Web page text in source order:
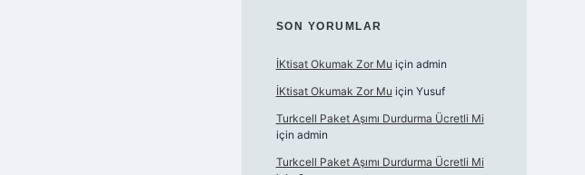
SON YORUMLAR
İKtisat Okumak Zor Mu için admin
İKtisat Okumak Zor Mu için Yusuf
Turkcell Paket Aşımı Durdurma Ücretli Mi
için admin
Turkcell Paket Aşımı Durdurma Ücretli Mi